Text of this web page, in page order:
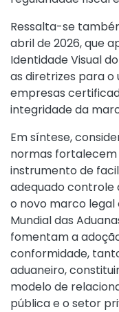
Ressalta-se
abril de 2026, que
Identidade Visual
as diretrizes para o
empresas
integridade da
Em síntese,
normas fortalecem
instrumento de
adequado controle
o novo marco legal
Mundial das
fomentam a
conformidade,
aduaneiro,
modelo de
pública e o setor